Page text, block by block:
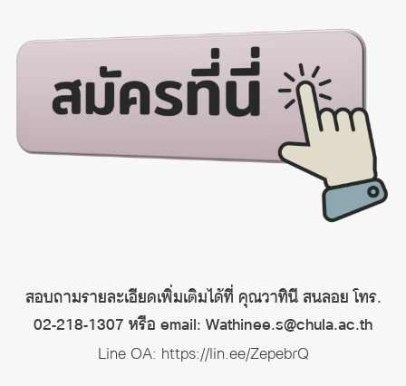
สอบถามรายละเอียดเพิ่มเติมได้ที่ คุณวาทินี สนลอย โทร.
02-218-1307 หรือ email: Wathinee.s@chula.ac.th
Line OA: https://lin.ee/ZepebrQ